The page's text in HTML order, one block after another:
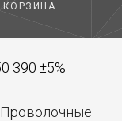
КОРЗИНА
390 ±5%